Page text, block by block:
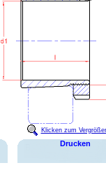
Klicken zum
Drucken